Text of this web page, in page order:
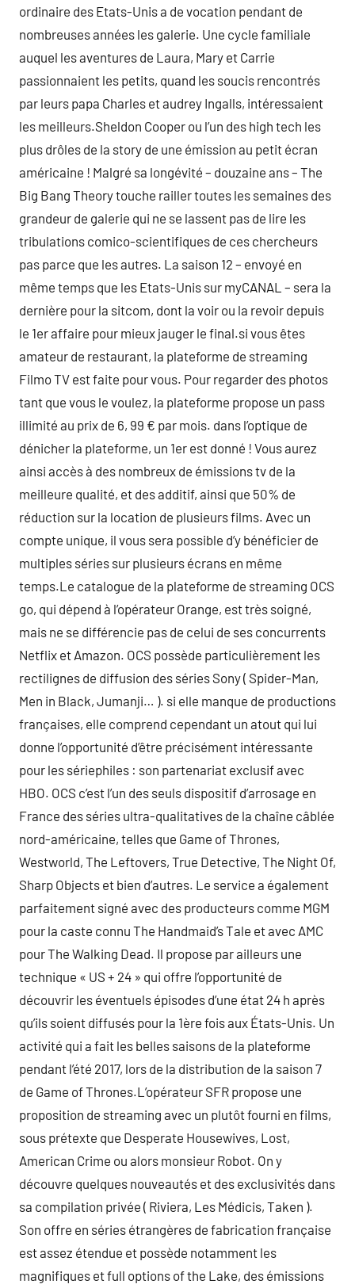
ordinaire des Etats-Unis a de vocation pendant de
nombreuses années les galerie. Une cycle familiale
auquel les aventures de Laura, Mary et Carrie
passionnaient les petits, quand les soucis rencontrés
par leurs papa Charles et audrey Ingalls, intéressaient
les meilleurs.Sheldon Cooper ou l’un des high tech les
plus drôles de la story de une émission au petit écran
américaine ! Malgré sa longévité – douzaine ans – The
Big Bang Theory touche railler toutes les semaines des
grandeur de galerie qui ne se lassent pas de lire les
tribulations comico-scientifiques de ces chercheurs
pas parce que les autres. La saison 12 – envoyé en
même temps que les Etats-Unis sur myCANAL – sera la
dernière pour la sitcom, dont la voir ou la revoir depuis
le 1er affaire pour mieux jauger le final.si vous êtes
amateur de restaurant, la plateforme de streaming
Filmo TV est faite pour vous. Pour regarder des photos
tant que vous le voulez, la plateforme propose un pass
illimité au prix de 6, 99 € par mois. dans l’optique de
dénicher la plateforme, un 1er est donné ! Vous aurez
ainsi accès à des nombreux de émissions tv de la
meilleure qualité, et des additif, ainsi que 50% de
réduction sur la location de plusieurs films. Avec un
compte unique, il vous sera possible d’y bénéficier de
multiples séries sur plusieurs écrans en même
temps.Le catalogue de la plateforme de streaming OCS
go, qui dépend à l’opérateur Orange, est très soigné,
mais ne se différencie pas de celui de ses concurrents
Netflix et Amazon. OCS possède particulièrement les
rectilignes de diffusion des séries Sony ( Spider-Man,
Men in Black, Jumanji… ). si elle manque de productions
françaises, elle comprend cependant un atout qui lui
donne l’opportunité d’être précisément intéressante
pour les sériephiles : son partenariat exclusif avec
HBO. OCS c’est l’un des seuls dispositif d’arrosage en
France des séries ultra-qualitatives de la chaîne câblée
nord-américaine, telles que Game of Thrones,
Westworld, The Leftovers, True Detective, The Night Of,
Sharp Objects et bien d’autres. Le service a également
parfaitement signé avec des producteurs comme MGM
pour la caste connu The Handmaid’s Tale et avec AMC
pour The Walking Dead. Il propose par ailleurs une
technique « US + 24 » qui offre l’opportunité de
découvrir les éventuels épisodes d’une état 24 h après
qu’ils soient diffusés pour la 1ère fois aux États-Unis. Un
activité qui a fait les belles saisons de la plateforme
pendant l’été 2017, lors de la distribution de la saison 7
de Game of Thrones.L’opérateur SFR propose une
proposition de streaming avec un plutôt fourni en films,
sous prétexte que Desperate Housewives, Lost,
American Crime ou alors monsieur Robot. On y
découvre quelques nouveautés et des exclusivités dans
sa compilation privée ( Riviera, Les Médicis, Taken ).
Son offre en séries étrangères de fabrication française
est assez étendue et possède notamment les
magnifiques et full options of the Lake, des émissions